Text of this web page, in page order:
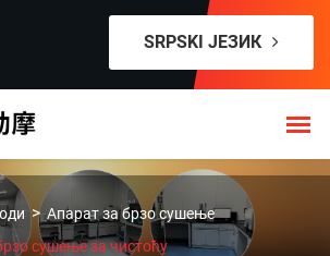
SRPSKI ЈЕЗИК
Апарат за брзо сушење
сушење за чистоћу